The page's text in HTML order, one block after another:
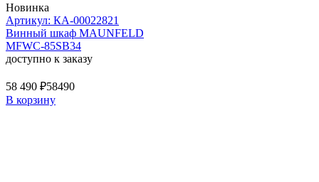
Новинка
Артикул: КА-00022821
Винный шкаф MAUNFELD
MFWC-85SB34
доступно к заказу
58 490 ₽58490
В корзину